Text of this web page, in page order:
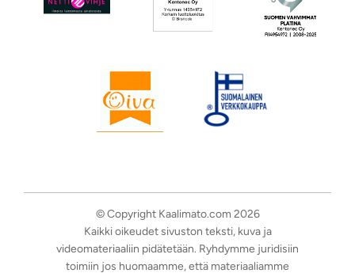
© Copyright Kaalimato.com 2026
Kaikki oikeudet sivuston teksti, kuva ja
videomateriaaliin pidätetään. Ryhdymme juridisiin
toimiin jos huomaamme, että materiaaliamme